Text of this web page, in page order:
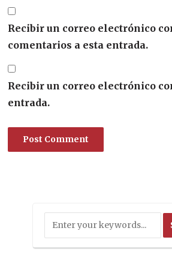
Recibir un correo electrónico
comentarios a esta entrada.
Recibir un correo electrónico
entrada.